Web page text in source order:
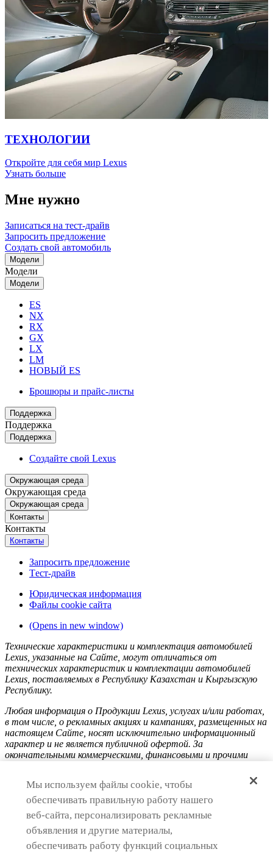
ТЕХНОЛОГИИ
Откройте для себя мир Lexus
Узнать больше
Мне нужно
Записаться на тест-драйв
Запросить предложение
Создать свой автомобиль
Модели
Модели
Модели
ES
NX
RX
GX
LX
LM
НОВЫЙ ES
Брошюры и прайс-листы
Поддержка
Поддержка
Поддержка
Создайте свой Lexus
Окружающая среда
Окружающая среда
Окружающая среда
Контакты
Контакты
Контакты
Запросить предложение
Tест-драйв
Юридическая информация
Файлы cookie сайта
(Opens in new window)
Технические характеристики и комплектация автомобилей
Lexus, указанные на Сайте, могут отличаться от
технических характеристик и комплектации автомобилей
Lexus, поставляемых в Республику Казахстан и Кыргызскую
Республику.
Любая информация о Продукции Lexus, услугах и/или работах,
в том числе, о рекламных акциях и кампаниях, размещенных на
настоящем Cайте, носят исключительно информационный
характер и не является публичной офертой. За
окончательными коммерческими, финансовыми и прочими
уполномоченным дилерам Lexus в Республике Казахстан и
Кыргызской Республике.
Сведения о ценах на Продукцию Lexus, содержащиеся на
Мы используем файлы cookie, чтобы
обеспечивать правильную работу нашего
веб-сайта, персонализировать рекламные
объявления и другие материалы,
обеспечивать работу функций социальных